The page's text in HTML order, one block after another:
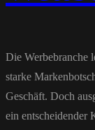
Die Werbebranche
starke
Geschäft. Doch
ein entscheidender